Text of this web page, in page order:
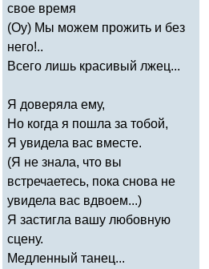
свое время
(Оу) Мы можем прожить и без
него!..
Всего лишь красивый лжец...
Я доверяла ему,
Но когда я пошла за тобой,
Я увидела вас вместе.
(Я не знала, что вы
встречаетесь, пока снова не
увидела вас вдвоем...)
Я застигла вашу любовную
сцену.
Медленный танец...